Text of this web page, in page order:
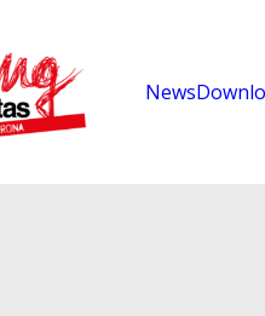
News